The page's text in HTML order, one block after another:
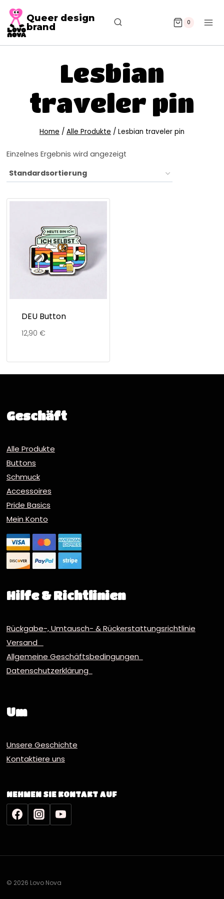
Queer design
brand
0
Lesbian
traveler pin
Home / Alle Produkte / Lesbian traveler pin
Einzelnes Ergebnis wird angezeigt
DEU Button
12,90 €
Geschäft
Alle Produkte
Buttons
Schmuck
Accessoires
Pride Basics
Mein Konto
Hilfe & Richtlinien
Rückgabe-, Umtausch- & Rückerstattungsrichtlinie
Versand
Allgemeine Geschäftsbedingungen
Datenschutzerklärung
Um
Unsere Geschichte
Kontaktiere uns
NEHMEN SIE KONTAKT AUF
© 2026 Lovo Nova